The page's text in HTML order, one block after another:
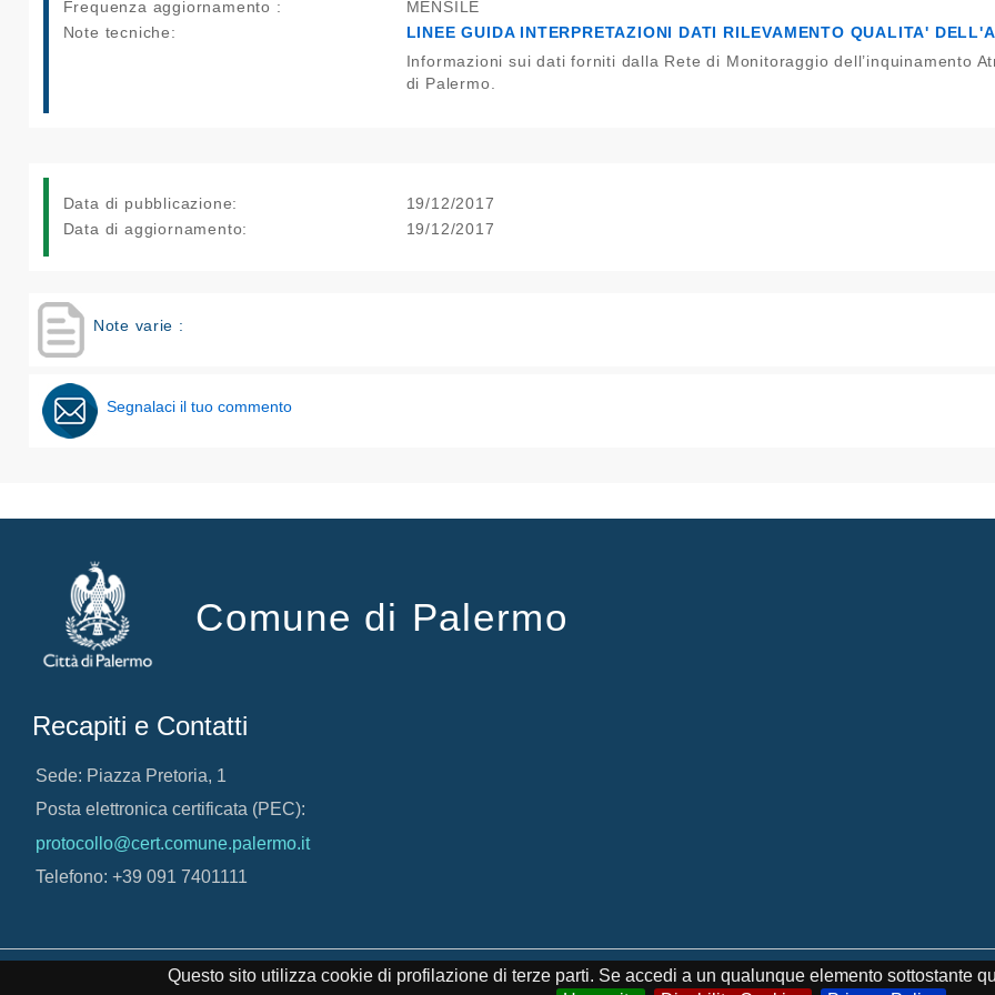
Frequenza aggiornamento :
MENSILE
Note tecniche:
LINEE GUIDA INTERPRETAZIONI DATI RILEVAMENTO QUALITA'
Informazioni sui dati forniti dalla Rete di Monitoraggio dell’inquinamento Atmosferico ed Acustico
di Palermo.
Data di pubblicazione:
19/12/2017
Data di aggiornamento:
19/12/2017
Note varie :
Segnalaci il tuo commento
Comune di Palermo
Recapiti e Contatti
Sede: Piazza Pretoria, 1
Posta elettronica certificata (PEC):
protocollo@cert.comune.palermo.it
Telefono: +39 091 7401111
Note Legali Cookie Policy © 2017 Comune di Palermo - Tutti i diritti riservati
Questo sito utilizza cookie di profilazione di terze parti. Se accedi a un qualunque elemento sottostante